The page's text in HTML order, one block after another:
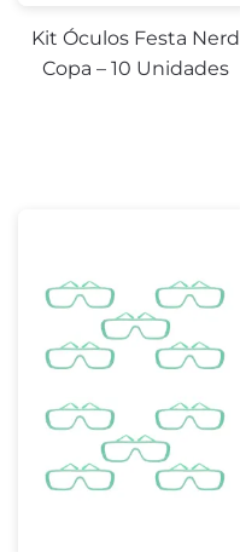
Kit Óculos Festa Nerd
Copa – 10 Unidades